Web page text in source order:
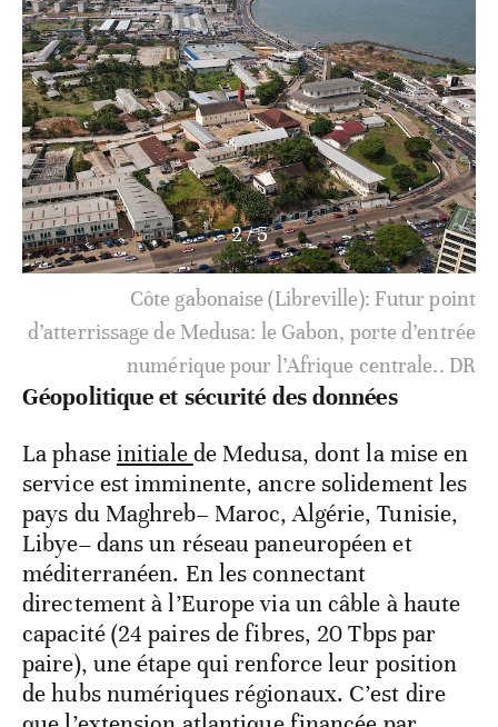
3/5
Financements croisés: 14,3M€ de l’UE et fonds
USTDA, des leviers pour les entreprises
américaines.
Géopolitique et sécurité des données
La phaseinitialede Medusa, dont la mise en
service est imminente, ancre solidement les
pays du Maghreb– Maroc, Algérie, Tunisie,
Libye– dans un réseau paneuropéen et
méditerranéen. En les connectant
directement à l’Europe via un câble à haute
capacité (24 paires de fibres, 20 Tbps par
paire), une étape qui renforce leur position
de hubs numériques régionaux. C’est dire